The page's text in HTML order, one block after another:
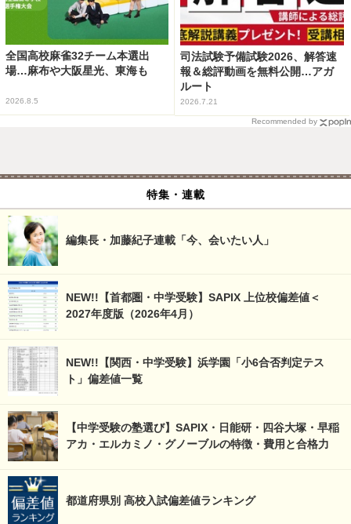
全国高校麻雀32チーム本選出
場…麻布や大阪星光、東海も
2026.8.5
司法試験予備試験2026、解答速
報＆総評動画を無料公開…アガ
ルート
2026.7.21
Recommended by
特集・連載
編集長・加藤紀子連載「今、会いたい人」
NEW!!【首都圏・中学受験】SAPIX 上位校偏差値＜
2027年度版（2026年4月）
NEW!!【関西・中学受験】浜学園「小6合否判定テス
ト」偏差値一覧
【中学受験の塾選び】SAPIX・日能研・四谷大塚・早稲
アカ・エルカミノ・グノーブルの特徴・費用と合格力
都道府県別 高校入試偏差値ランキング